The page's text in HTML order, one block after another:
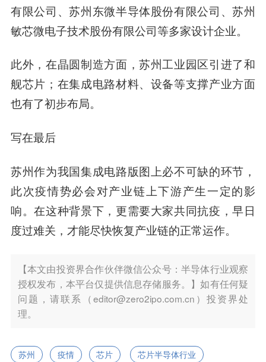
有限公司、苏州东微半导体股份有限公司、苏州
敏芯微电子技术股份有限公司等多家设计企业。
此外，在晶圆制造方面，苏州工业园区引进了和
舰芯片；在集成电路材料、设备等支撑产业方面
也有了初步布局。
写在最后
苏州作为我国集成电路版图上必不可缺的环节，
此次疫情势必会对产业链上下游产生一定的影
响。在这种背景下，更需要大家共同抗疫，早日
度过难关，才能尽快恢复产业链的正常运作。
【本文由投资界合作伙伴微信公众号：半导体行业观察
授权发布，本平台仅提供信息存储服务。】如有任何疑
问题，请联系（editor@zero2ipo.com.cn）投资界处
理。
苏州 疫情 芯片 芯片半导体行业